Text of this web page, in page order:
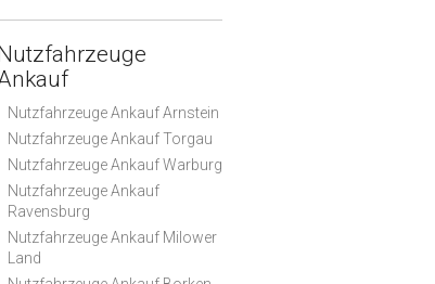
Nutzfahrzeuge
Nutzfahrzeuge Ankauf Arnstein
Nutzfahrzeuge Ankauf Torgau
Nutzfahrzeuge Ankauf Warburg
Nutzfahrzeuge Ankauf
Ravensburg
Nutzfahrzeuge Ankauf Milower
Land